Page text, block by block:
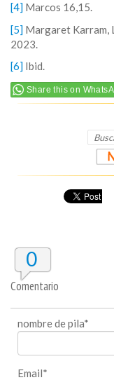
[4] Marcos 16,15.
[5] Margaret Karram,
2023.
[6] Ibid.
Share this on
0
Comentario
nombre de pila*
Email*